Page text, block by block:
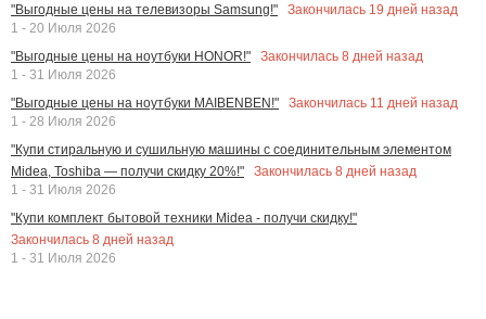
"Выгодные цены на телевизоры Samsung!"
Закончилась 19 дней назад
1 - 20 Июля 2026
"Выгодные цены на ноутбуки HONOR!"
Закончилась 8 дней назад
1 - 31 Июля 2026
"Выгодные цены на ноутбуки MAIBENBEN!"
Закончилась 11 дней назад
1 - 28 Июля 2026
"Купи стиральную и сушильную машины с соединительным элементом
Midea, Toshiba — получи скидку 20%!"
Закончилась 8 дней назад
1 - 31 Июля 2026
"Купи комплект бытовой техники Midea - получи скидку!"
Закончилась 8 дней назад
1 - 31 Июля 2026